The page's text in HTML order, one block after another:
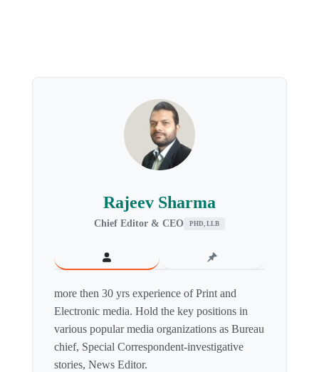
Rajeev Sharma
Chief Editor & CEO PHD, LLB
more then 30 yrs experience of Print and
Electronic media. Hold the key positions in
various popular media organizations as Bureau
chief, Special Correspondent-investigative
stories, News Editor.